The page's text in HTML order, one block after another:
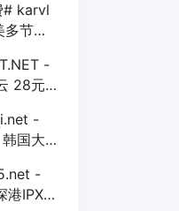
# karvl
节点
-
28元/
移动-
国大
线路
-
港IPX